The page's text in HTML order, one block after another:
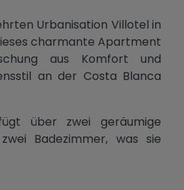
Urbanisation Villotel in
charmante Apartment
aus Komfort und
an der Costa Blanca
über zwei geräumige
Badezimmer, was sie
eine Investition oder